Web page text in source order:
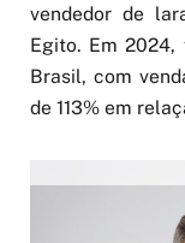
vendedor de
Egito. Em
Brasil, com
de 113% em